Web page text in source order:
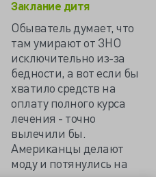
Заклание дитя
Обыватель думает, что
там умирают от ЗНО
исключительно из-за
бедности, а вот если бы
хватило средств на
оплату полного курса
лечения - точно
вылечили бы.
Американцы делают
моду и потянулись на